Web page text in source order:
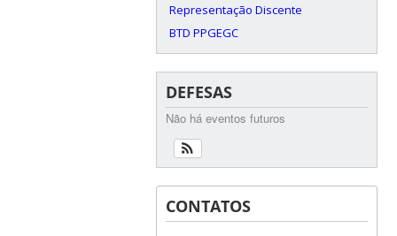
Representação Discente
BTD PPGEGC
DEFESAS
Não há eventos futuros
CONTATOS